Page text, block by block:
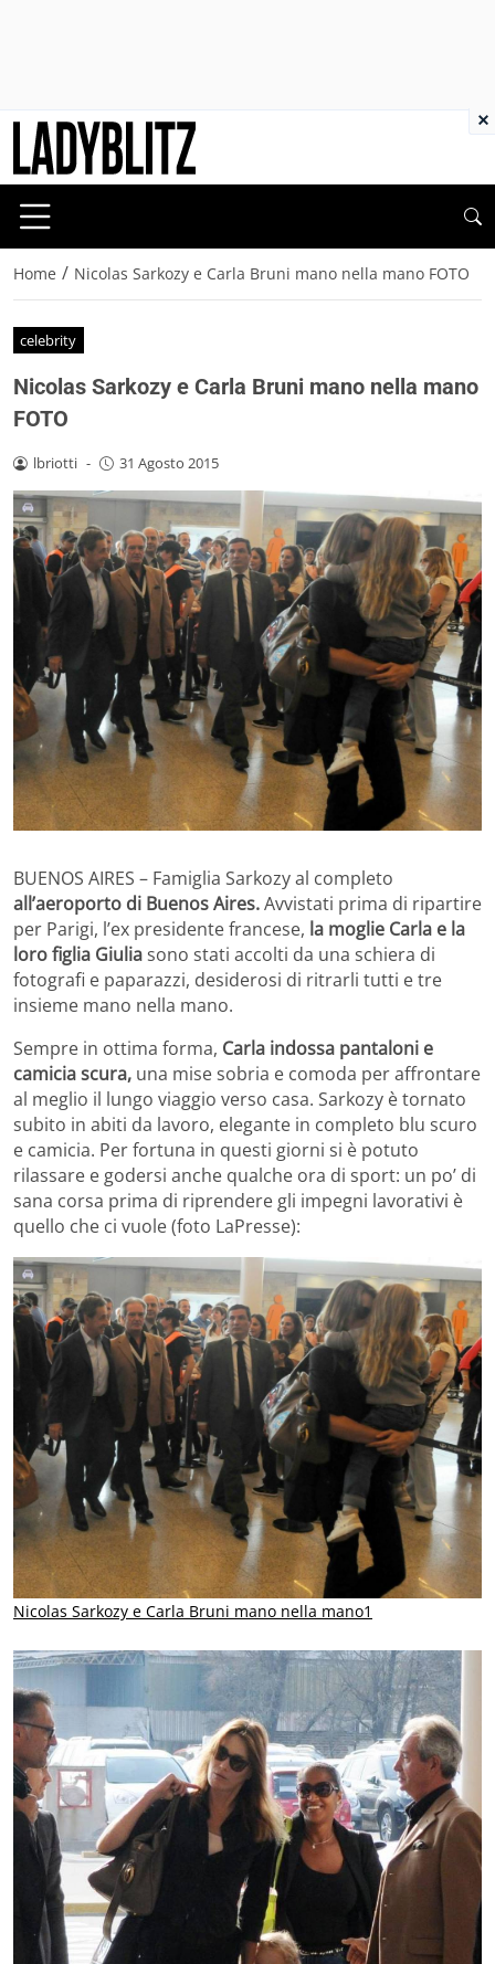
Home / Nicolas Sarkozy e Carla Bruni mano nella mano FOTO
celebrity
Nicolas Sarkozy e Carla Bruni mano nella mano
FOTO
lbriotti - 31 Agosto 2015
BUENOS AIRES – Famiglia Sarkozy al completo
all’aeroporto di Buenos Aires.Avvistati prima di ripartire
per Parigi, l’ex presidente francese, la moglie Carla e la
loro figlia Giuliasono stati accolti da una schiera di
fotografi e paparazzi, desiderosi di ritrarli tutti e tre
insieme mano nella mano.
Sempre in ottima forma, Carla indossa pantaloni e
camicia scura, una mise sobria e comoda per affrontare
al meglio il lungo viaggio verso casa. Sarkozy è tornato
subito in abiti da lavoro, elegante in completo blu scuro
e camicia. Per fortuna in questi giorni si è potuto
rilassare e godersi anche qualche ora di sport: un po’ di
sana corsa prima di riprendere gli impegni lavorativi è
quello che ci vuole (foto LaPresse):
Nicolas Sarkozy e Carla Bruni mano nella mano1
×